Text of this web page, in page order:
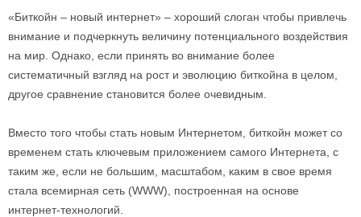
«Биткойн – новый интернет» – хороший слоган чтобы привлечь
внимание и подчеркнуть величину потенциального воздействия
на мир. Однако, если принять во внимание более
систематичный взгляд на рост и эволюцию биткойна в целом,
другое сравнение становится более очевидным.
Вместо того чтобы стать новым Интернетом, биткойн может со
временем стать ключевым приложением самого Интернета, с
таким же, если не большим, масштабом, каким в свое время
стала всемирная сеть (WWW), построенная на основе
интернет-технологий.